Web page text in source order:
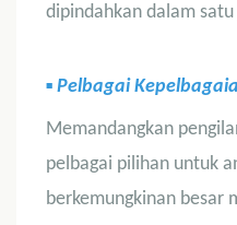
dipindahkan dalam
▪ Pelbagai
Memandangkan
pelbagai pilihan untuk
berkemungkinan besar